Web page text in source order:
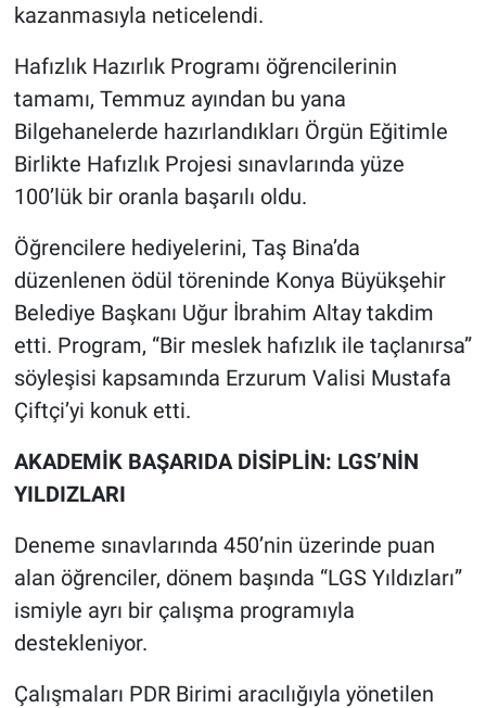
kazanmasıyla neticelendi.
Hafızlık Hazırlık Programı öğrencilerinin
tamamı, Temmuz ayından bu yana
Bilgehanelerde hazırlandıkları Örgün Eğitimle
Birlikte Hafızlık Projesi sınavlarında yüze
100’lük bir oranla başarılı oldu.
Öğrencilere hediyelerini, Taş Bina’da
düzenlenen ödül töreninde Konya Büyükşehir
Belediye Başkanı Uğur İbrahim Altay takdim
etti. Program, “Bir meslek hafızlık ile taçlanırsa”
söyleşisi kapsamında Erzurum Valisi Mustafa
Çiftçi’yi konuk etti.
AKADEMİK BAŞARIDA DİSİPLİN: LGS’NİN
YILDIZLARI
Deneme sınavlarında 450’nin üzerinde puan
alan öğrenciler, dönem başında “LGS Yıldızları”
ismiyle ayrı bir çalışma programıyla
destekleniyor.
Çalışmaları PDR Birimi aracılığıyla yönetilen